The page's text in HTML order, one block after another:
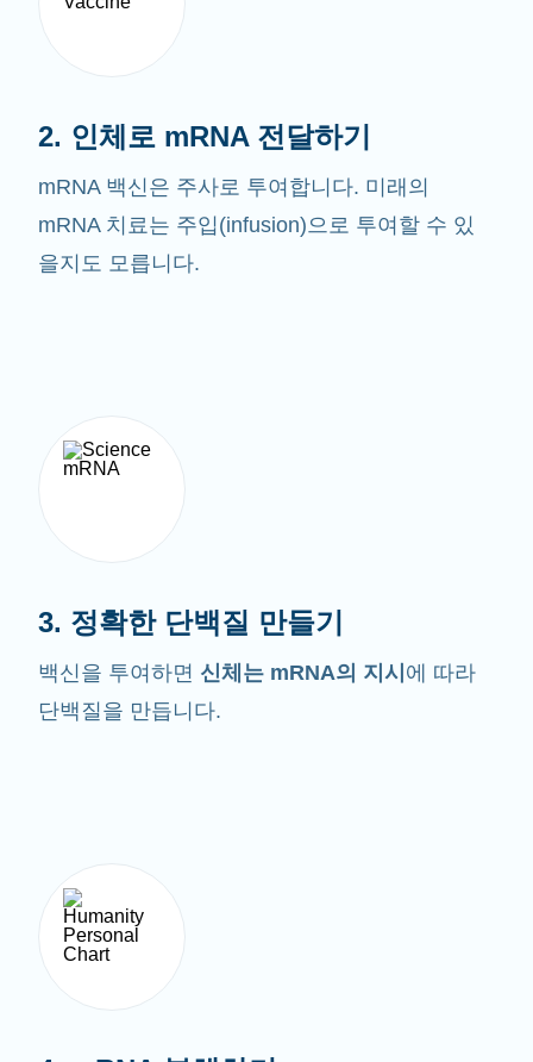
2. 인체로 mRNA 전달하기
mRNA 백신은 주사로 투여합니다. 미래의
mRNA 치료는 주입(infusion)으로 투여할 수 있
을지도 모릅니다.
3. 정확한 단백질 만들기
백신을 투여하면 신체는 mRNA의 지시 에 따라
단백질을 만듭니다.